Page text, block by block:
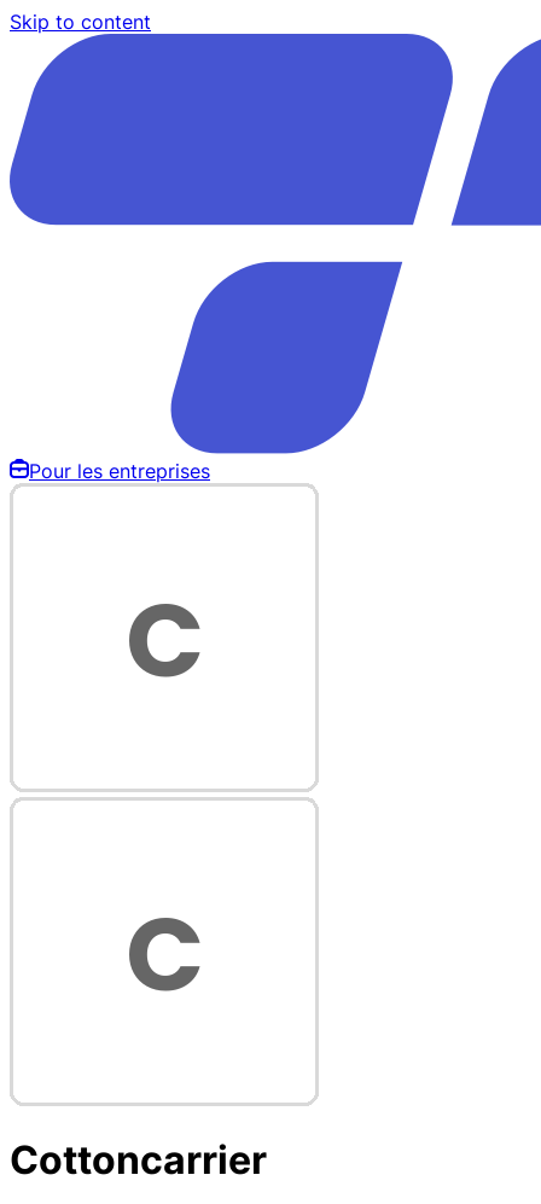
Skip to content
Pour les entreprises
Cottoncarrier